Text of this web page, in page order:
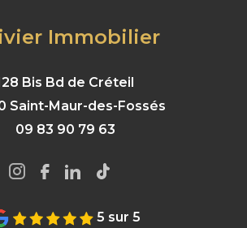
Immobilier
Bis Bd de Créteil
Saint-Maur-des-Fossés
09 83 90 79 63
5 sur 5